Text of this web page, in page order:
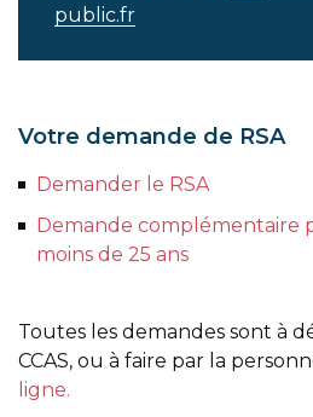
public.fr
Votre demande de RSA
Demander le RSA
Demande complémentaire
moins de 25 ans
Toutes les demandes sont à
CCAS, ou à faire par la
ligne.